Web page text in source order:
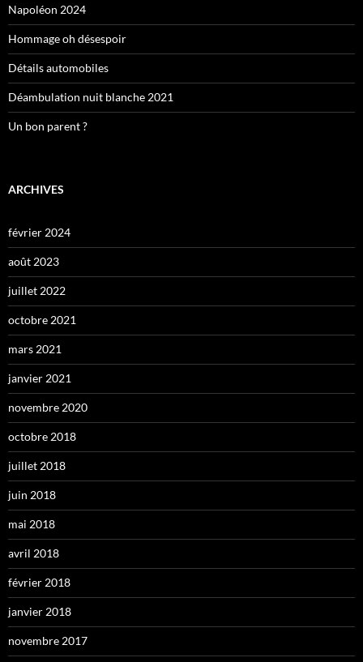
Napoléon 2024
Hommage oh désespoir
Détails automobiles
Déambulation nuit blanche 2021
Un bon parent ?
ARCHIVES
février 2024
août 2023
juillet 2022
octobre 2021
mars 2021
janvier 2021
novembre 2020
octobre 2018
juillet 2018
juin 2018
mai 2018
avril 2018
février 2018
janvier 2018
novembre 2017